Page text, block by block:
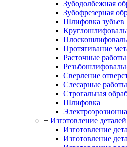
Зубодолбежная
Зубофрезерная
Шлифовка зубьев
Протягивание
Расточные работы
Сверление
Слесарные работы
Строгальная
Шлифовка
+ Изготовление
Изготовление
Изготовление